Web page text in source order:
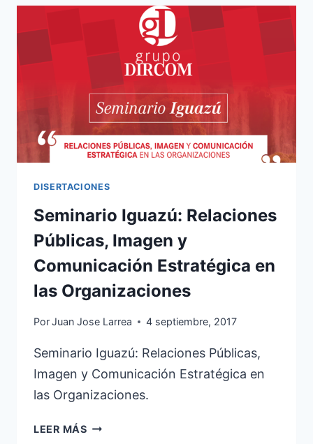
TUCUMÁN
DISERTACIONES
Seminario Iguazú: Relaciones
Públicas, Imagen y
Comunicación Estratégica en
las Organizaciones
PorJuan Jose Larrea 4 septiembre, 2017
Seminario Iguazú: Relaciones Públicas,
Imagen y Comunicación Estratégica en
las Organizaciones.
LEER MÁSSEMINARIO